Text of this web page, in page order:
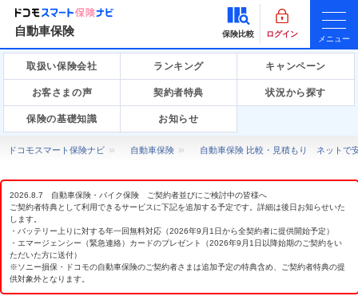
自動車保険 保険比較 ログイン
メニュー
取扱い保険会社 ランキング キャンペーン
お客さまの声 契約者特典 状況から探す
保険の基礎知識 お知らせ
ドコモスマート保険ナビ 自動車保険 自動車保険 比較・見積もり ネットで
2026.8.7 自動車保険・バイク保険 ご契約者並びにご検討中の皆様へ
ご契約者特典として利用できるサービスに下記を追加する予定です。詳細は後日お知らせいた
します。
・バッテリー上りに対する年一回無料対応（2026年9月1日から全契約者に提供開始予定）
・エマージェンシー（緊急連絡）カードのプレゼント（2026年9月1日以降始期のご契約をい
ただいた方に送付）
※ソニー損保・ドコモの自動車保険のご契約者さまは追加予定の特典含め、ご契約者特典の提
供対象外となります。